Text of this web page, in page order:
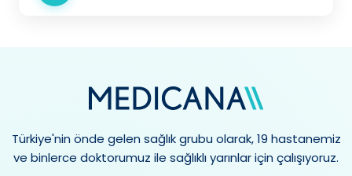
Türkiye'nin önde gelen sağlık grubu olarak, 19 hastanemiz
ve binlerce doktorumuz ile sağlıklı yarınlar için çalışıyoruz.